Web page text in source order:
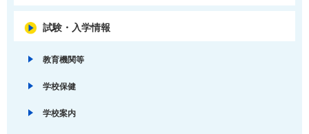
試験・入学情報
教育機関等
学校保健
学校案内